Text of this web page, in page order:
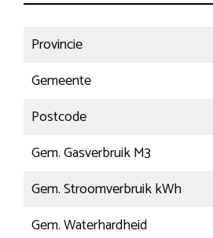
Provincie
Gemeente
Postcode
Gem. Gasverbruik M3
Gem. Stroomverbruik kWh
Gem. Waterhardheid